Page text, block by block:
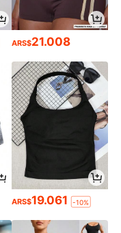
ARS$21.008
ARS$19.061 -10%